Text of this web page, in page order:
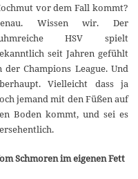
vor dem Fall kommt?
Wissen wir. Der
HSV spielt
seit Jahren gefühlt
der Champions League. Und
Vielleicht dass ja
jemand mit den Füßen auf
Boden kommt, und sei es
Schmoren im eigenen Fett